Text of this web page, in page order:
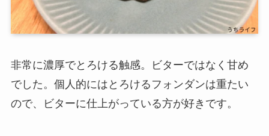
非常に濃厚でとろける触感。ビターではなく甘め
でした。個人的にはとろけるフォンダンは重たい
ので、ビターに仕上がっている方が好きです。